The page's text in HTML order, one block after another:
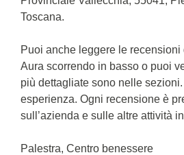
Toscana.
Puoi anche leggere le
Aura scorrendo in basso o puoi
più dettagliate sono nelle
esperienza. Ogni recensione è
sull’azienda e sulle altre attività
Palestra, Centro benessere